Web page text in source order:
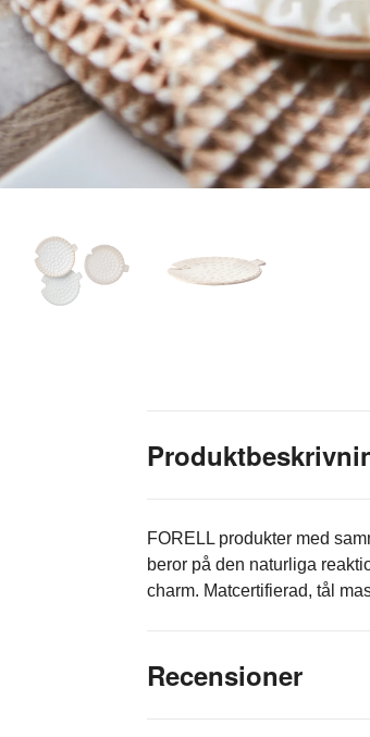
FORELL produkter med
beror på den naturliga
charm. Matcertifierad, tål
Recensioner